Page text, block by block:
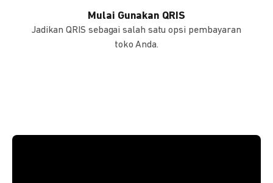
Mulai Gunakan QRIS
Jadikan QRIS sebagai salah satu opsi pembayaran
toko Anda.